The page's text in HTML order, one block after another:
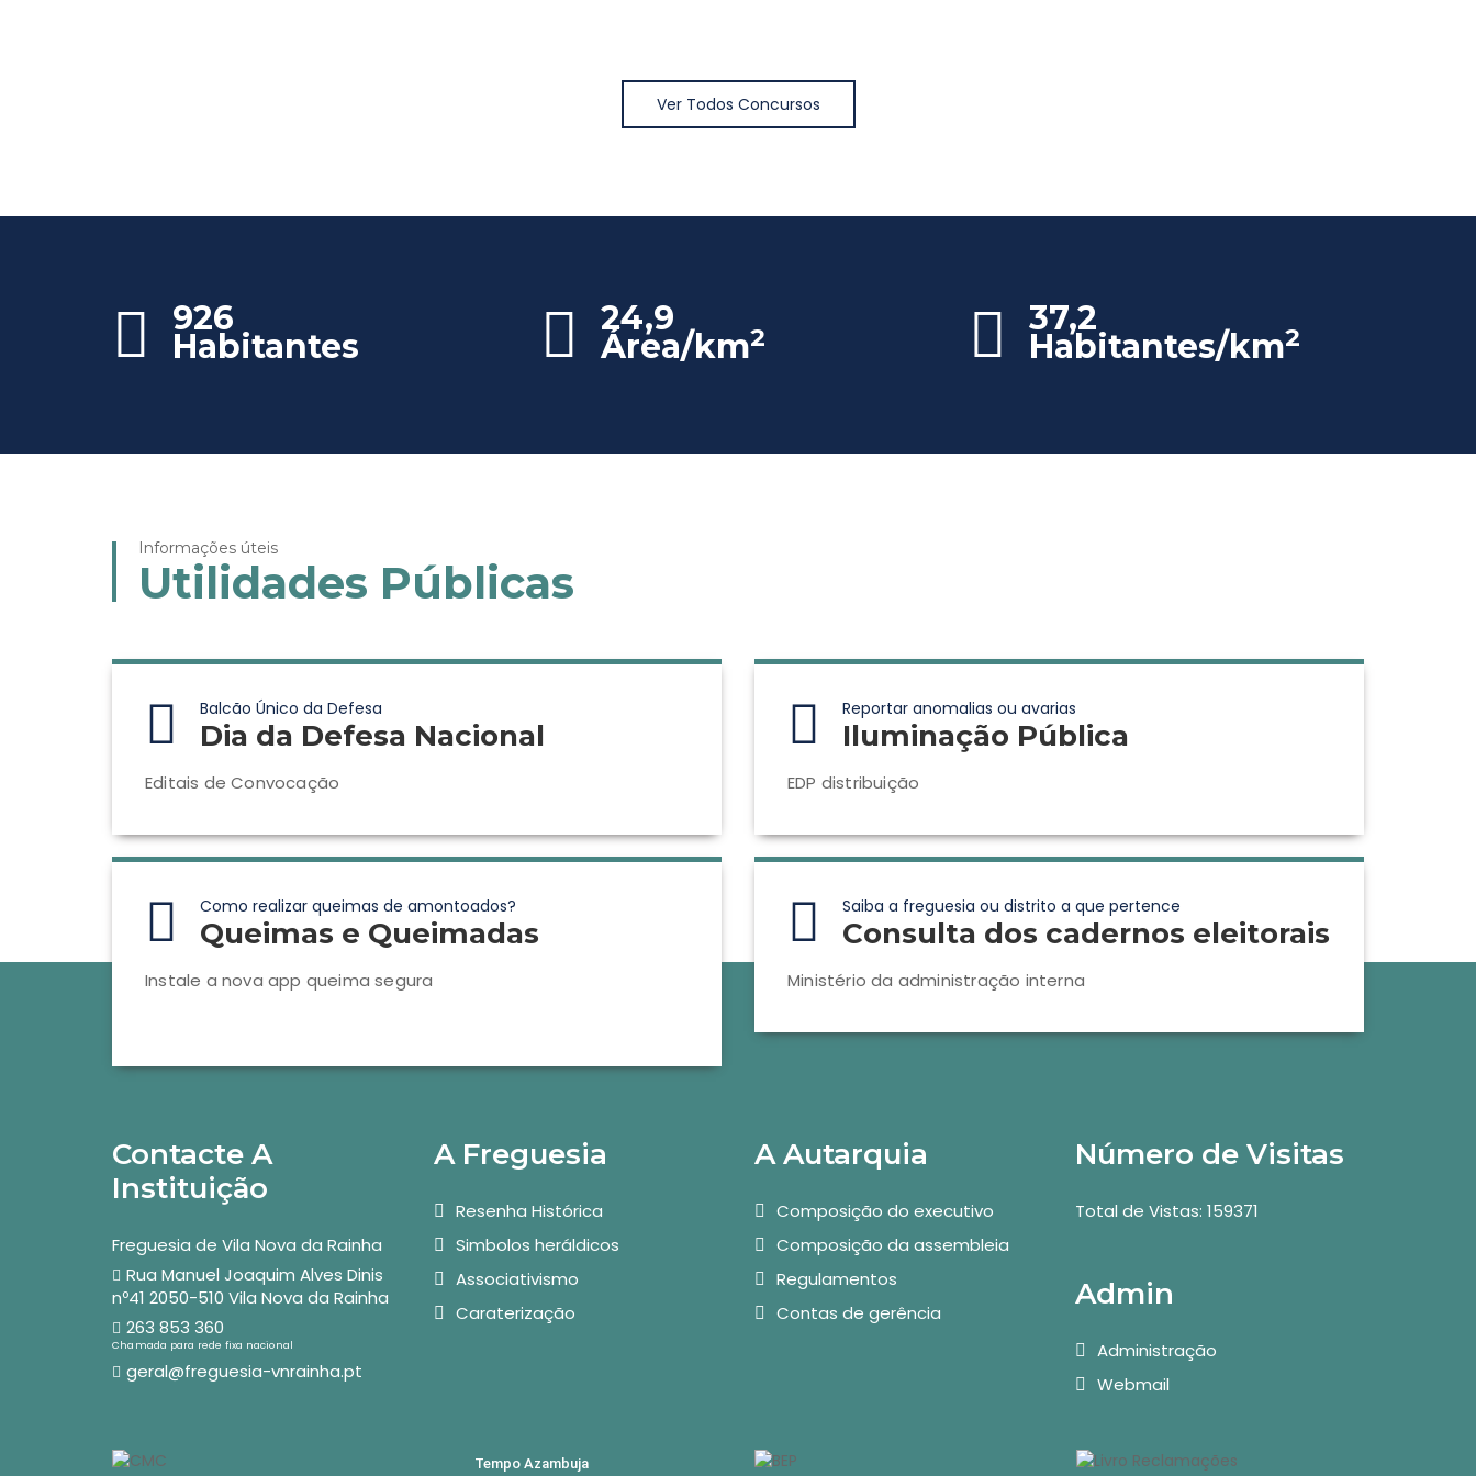
Ver Todos Concursos
926
Habitantes
24,9
Área/km2 37,2
Habitantes/km2
Informações úteis
Utilidades Públicas
Balcão Único da Defesa
Dia da Defesa Nacional
Editais de Convocação
Reportar anomalias ou avarias
Iluminação Pública
EDP distribuição
Como realizar queimas de amontoados?
Queimas e Queimadas
Instale a nova app queima segura
Saiba a freguesia ou distrito a que pertence
Consulta dos cadernos eleitorais
Ministério da administração interna
Contacte A
Instituição
Freguesia de Vila Nova da Rainha
Rua Manuel Joaquim Alves Dinis
nº41 2050-510 Vila Nova da Rainha
263 853 360
Chamada para rede fixa nacional
geral@freguesia-vnrainha.pt
A Freguesia
Resenha Histórica
Simbolos heráldicos
Associativismo
Caraterização
A Autarquia
Composição do executivo
Composição da assembleia
Regulamentos
Contas de gerência
Número de Visitas
Total de Vistas: 159371
Admin
Administração
Webmail